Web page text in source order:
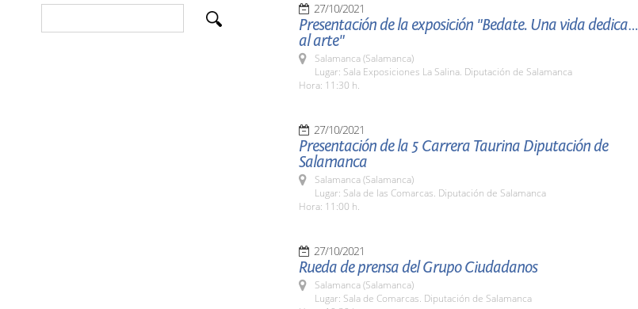
27/10/2021
Presentación de la exposición "Bedate. Una vida dedicada
al arte"
Salamanca (Salamanca)
Lugar: Sala Exposiciones La Salina. Diputación de Salamanca
Hora: 11:30 h.
27/10/2021
Presentación de la 5 Carrera Taurina Diputación de
Salamanca
Salamanca (Salamanca)
Lugar: Sala de las Comarcas. Diputación de Salamanca
Hora: 11:00 h.
27/10/2021
Rueda de prensa del Grupo Ciudadanos
Salamanca (Salamanca)
Lugar: Sala de Comarcas. Diputación de Salamanca